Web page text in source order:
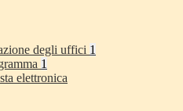
degli uffici 1
1
elettronica